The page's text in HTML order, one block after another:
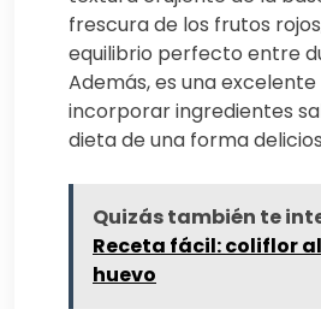
frescura de los frutos
equilibrio perfecto entre
Además, es una
incorporar ingredientes
dieta de una forma
Quizás también te
Receta fácil: coliflor
huevo